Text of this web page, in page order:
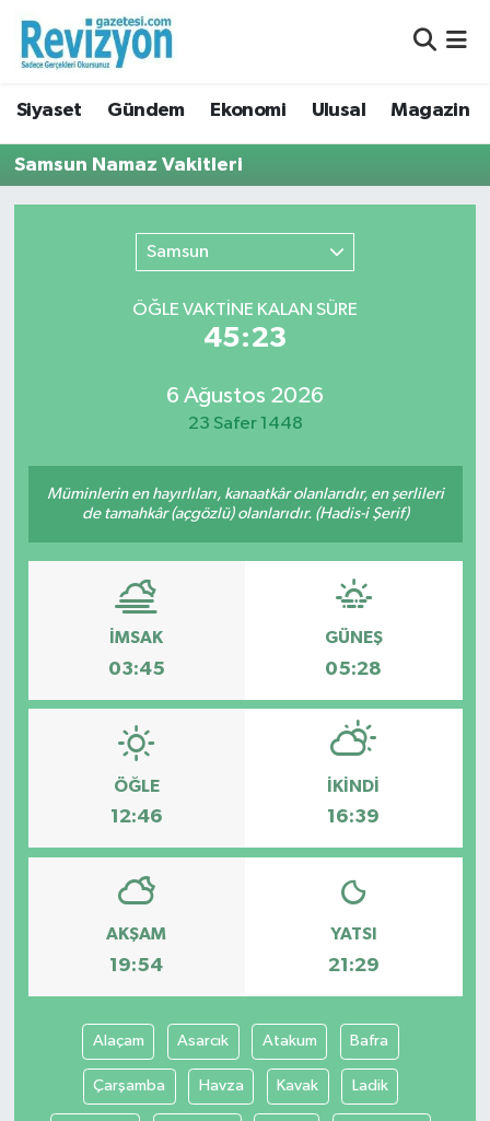
Siyaset Gündem Ekonomi Ulusal Magazin
Samsun Namaz Vakitleri
Samsun
ÖĞLE VAKTİNE KALAN SÜRE
45:23
6 Ağustos 2026
23 Safer 1448
Müminlerin en hayırlıları, kanaatkâr olanlarıdır, en şerlileri
de tamahkâr (açgözlü) olanlarıdır. (Hadis-i Şerif)
İMSAK
03:45
GÜNEŞ
05:28
ÖĞLE
12:46
İKINDI
16:39
AKŞAM
19:54
YATSI
21:29
Alaçam Asarcık Atakum Bafra
Çarşamba Havza Kavak Ladik
Trafik Durumu
Süper Lig Puan Durumu ve Fikstür
Son Dakika Haberleri